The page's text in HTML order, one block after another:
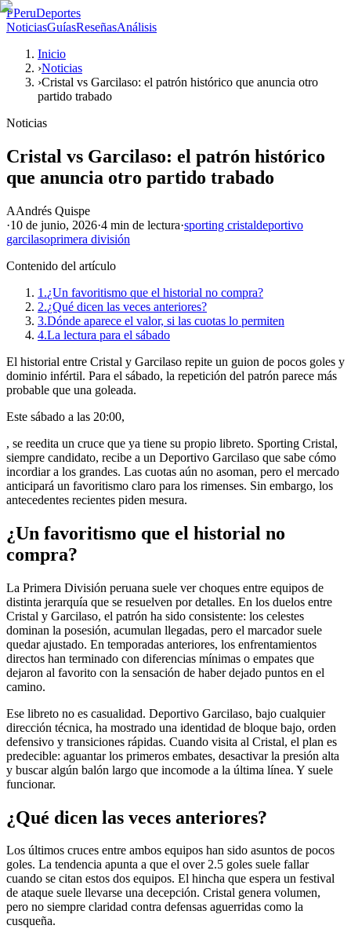
PPeruDeportes
NoticiasGuíasReseñasAnálisis
Inicio
›Noticias
›Cristal vs Garcilaso: el patrón histórico que anuncia otro
partido trabado
Noticias
Cristal vs Garcilaso: el patrón histórico
que anuncia otro partido trabado
AAndrés Quispe
·10 de junio, 2026·4 min de lectura·sporting cristaldeportivo
garcilasoprimera división
Contenido del artículo
1.¿Un favoritismo que el historial no compra?
2.¿Qué dicen las veces anteriores?
3.Dónde aparece el valor, si las cuotas lo permiten
4.La lectura para el sábado
El historial entre Cristal y Garcilaso repite un guion de pocos goles y
dominio infértil. Para el sábado, la repetición del patrón parece más
probable que una goleada.
Este sábado a las 20:00,
, se reedita un cruce que ya tiene su propio libreto. Sporting Cristal,
siempre candidato, recibe a un Deportivo Garcilaso que sabe cómo
incordiar a los grandes. Las cuotas aún no asoman, pero el mercado
anticipará un favoritismo claro para los rimenses. Sin embargo, los
antecedentes recientes piden mesura.
¿Un favoritismo que el historial no
compra?
La Primera División peruana suele ver choques entre equipos de
distinta jerarquía que se resuelven por detalles. En los duelos entre
Cristal y Garcilaso, el patrón ha sido consistente: los celestes
dominan la posesión, acumulan llegadas, pero el marcador suele
quedar ajustado. En temporadas anteriores, los enfrentamientos
directos han terminado con diferencias mínimas o empates que
dejaron al favorito con la sensación de haber dejado puntos en el
camino.
Ese libreto no es casualidad. Deportivo Garcilaso, bajo cualquier
dirección técnica, ha mostrado una identidad de bloque bajo, orden
defensivo y transiciones rápidas. Cuando visita al Cristal, el plan es
predecible: aguantar los primeros embates, desactivar la presión alta
y buscar algún balón largo que incomode a la última línea. Y suele
funcionar.
¿Qué dicen las veces anteriores?
Los últimos cruces entre ambos equipos han sido asuntos de pocos
goles. La tendencia apunta a que el over 2.5 goles suele fallar
cuando se citan estos dos equipos. El hincha que espera un festival
de ataque suele llevarse una decepción. Cristal genera volumen,
pero no siempre claridad contra defensas aguerridas como la
cusqueña.